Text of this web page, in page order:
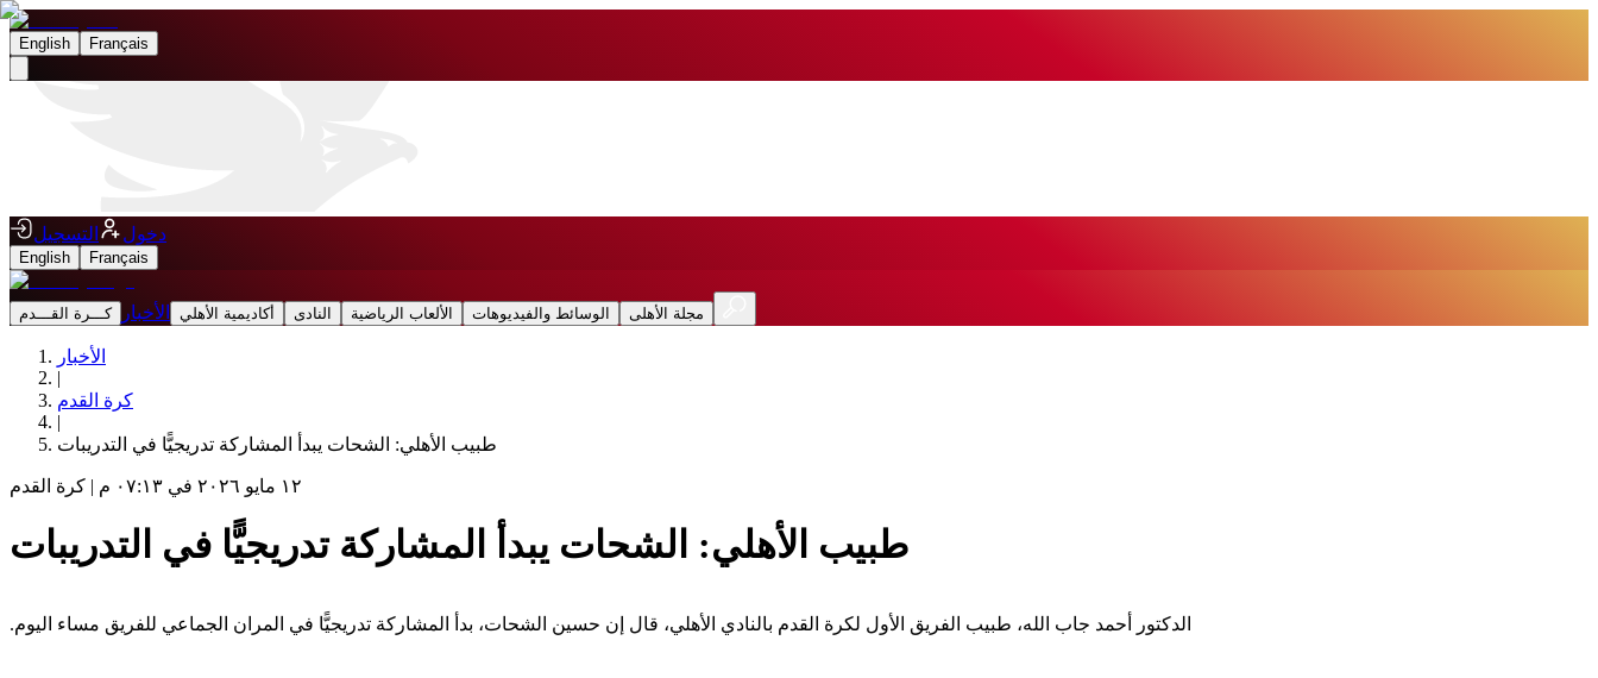
English Français
دخول التسجيل
English Français
كـــرة القـــدم الأخبار أكاديمية الأهلي النادى الألعاب الرياضية الوسائط والفيديوهات مجلة الأهلى
الأخبار
|
كرة القدم
|
طبيب الأهلي: الشحات يبدأ المشاركة تدريجيًّا في التدريبات
١٢ مايو ٢٠٢٦ في ٠٧:١٣ م | كرة القدم
طبيب الأهلي: الشحات يبدأ المشاركة تدريجيًّا في التدريبات
الدكتور أحمد جاب الله، طبيب الفريق الأول لكرة القدم بالنادي الأهلي، قال إن حسين الشحات، بدأ المشاركة تدريجيًّا في ‏المران الجماعي للفريق مساء اليوم.‏